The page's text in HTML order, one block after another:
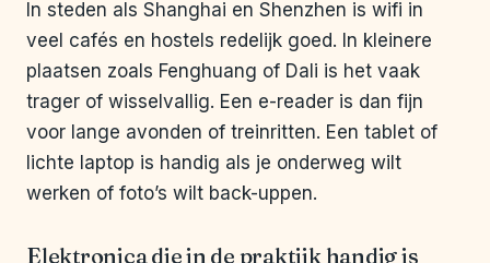
In steden als Shanghai en Shenzhen is wifi in
veel cafés en hostels redelijk goed. In kleinere
plaatsen zoals Fenghuang of Dali is het vaak
trager of wisselvallig. Een e-reader is dan fijn
voor lange avonden of treinritten. Een tablet of
lichte laptop is handig als je onderweg wilt
werken of foto’s wilt back-uppen.
Elektronica die in de praktijk handig is